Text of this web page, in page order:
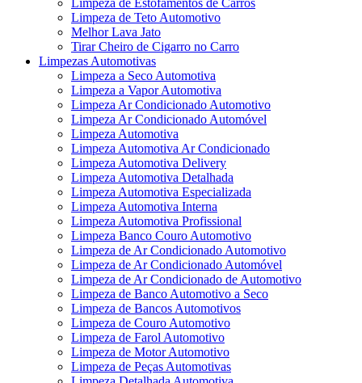
Limpeza de Estofamentos de Carros
Limpeza de Teto Automotivo
Melhor Lava Jato
Tirar Cheiro de Cigarro no Carro
Limpezas Automotivas
Limpeza a Seco Automotiva
Limpeza a Vapor Automotiva
Limpeza Ar Condicionado Automotivo
Limpeza Ar Condicionado Automóvel
Limpeza Automotiva
Limpeza Automotiva Ar Condicionado
Limpeza Automotiva Delivery
Limpeza Automotiva Detalhada
Limpeza Automotiva Especializada
Limpeza Automotiva Interna
Limpeza Automotiva Profissional
Limpeza Banco Couro Automotivo
Limpeza de Ar Condicionado Automotivo
Limpeza de Ar Condicionado Automóvel
Limpeza de Ar Condicionado de Automotivo
Limpeza de Banco Automotivo a Seco
Limpeza de Bancos Automotivos
Limpeza de Couro Automotivo
Limpeza de Farol Automotivo
Limpeza de Motor Automotivo
Limpeza de Peças Automotivas